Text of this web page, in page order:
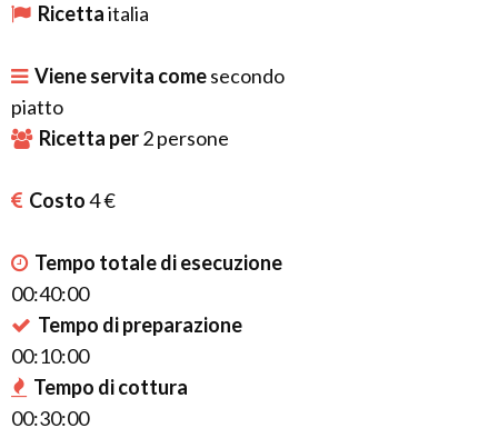
Ricettaitalia
Viene servita comesecondo
piatto
Ricetta per2persone
Costo4 €
Tempo totale di esecuzione
00:40:00
Tempo di preparazione
00:10:00
Tempo di cottura
00:30:00